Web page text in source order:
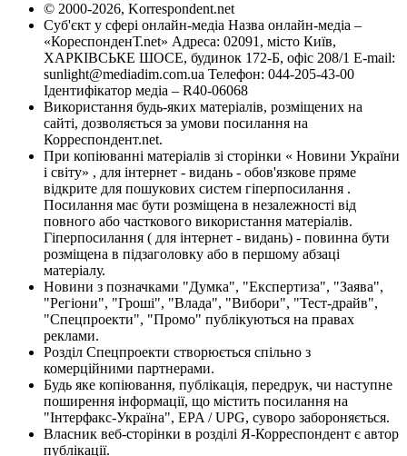
© 2000-2026, Korrespondent.net
Суб'єкт у сфері онлайн-медіа Назва онлайн-медіа –
«КореспонденТ.net» Адреса: 02091, місто Київ,
ХАРКІВСЬКЕ ШОСЕ, будинок 172-Б, офіс 208/1 E-mail:
sunlight@mediadim.com.ua Телефон: 044-205-43-00
Ідентифікатор медіа – R40-06068
Використання будь-яких матеріалів, розміщених на
сайті, дозволяється за умови посилання на
Корреспондент.net.
При копіюванні матеріалів зі сторінки « Новини України
і світу» , для інтернет - видань - обов'язкове пряме
відкрите для пошукових систем гіперпосилання .
Посилання має бути розміщена в незалежності від
повного або часткового використання матеріалів.
Гіперпосилання ( для інтернет - видань) - повинна бути
розміщена в підзаголовку або в першому абзаці
матеріалу.
Новини з позначками "Думка", "Експертиза", "Заява",
"Регіони", "Гроші", "Влада", "Вибори", "Тест-драйв",
"Спецпроекти", "Промо" публікуються на правах
реклами.
Розділ Спецпроекти створюється спільно з
комерційними партнерами.
Будь яке копіювання, публікація, передрук, чи наступне
поширення інформації, що містить посилання на
"Інтерфакс-Україна", EPA / UPG, суворо забороняється.
Власник веб-сторінки в розділі Я-Корреспондент є автор
публікації.